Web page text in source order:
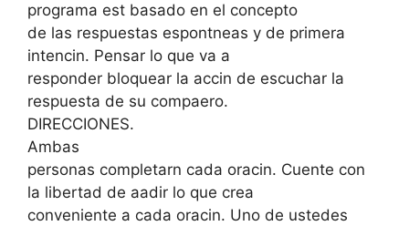
programa est basado en el concepto
de las respuestas espontneas y de primera
intencin. Pensar lo que va a
responder bloquear la accin de escuchar la
respuesta de su compaero.
DIRECCIONES.
Ambas
personas completarn cada oracin. Cuente con
la libertad de aadir lo que crea
conveniente a cada oracin. Uno de ustedes